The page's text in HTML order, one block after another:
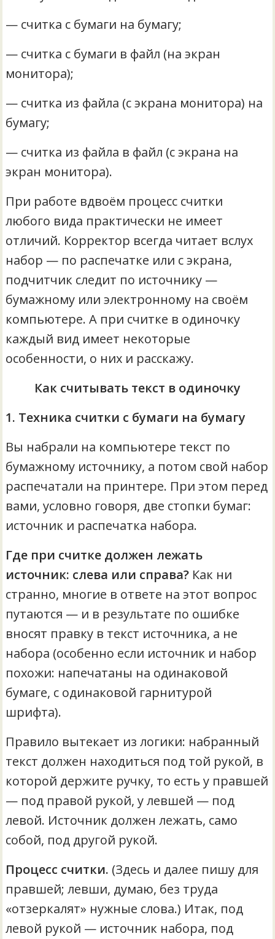
— считка с бумаги на бумагу;
— считка с бумаги в файл (на экран
монитора);
— считка из файла (с экрана монитора) на
бумагу;
— считка из файла в файл (с экрана на
экран монитора).
При работе вдвоём процесс считки
любого вида практически не имеет
отличий. Корректор всегда читает вслух
набор — по распечатке или с экрана,
подчитчик следит по источнику —
бумажному или электронному на своём
компьютере. А при считке в одиночку
каждый вид имеет некоторые
особенности, о них и расскажу.
Как считывать текст в одиночку
1. Техника считки с бумаги на бумагу
Вы набрали на компьютере текст по
бумажному источнику, а потом свой набор
распечатали на принтере. При этом перед
вами, условно говоря, две стопки бумаг:
источник и распечатка набора.
Где при считке должен лежать
источник: слева или справа? Как ни
странно, многие в ответе на этот вопрос
путаются — и в результате по ошибке
вносят правку в текст источника, а не
набора (особенно если источник и набор
похожи: напечатаны на одинаковой
бумаге, с одинаковой гарнитурой
шрифта).
Правило вытекает из логики: набранный
текст должен находиться под той рукой, в
которой держите ручку, то есть у правшей
— под правой рукой, у левшей — под
левой. Источник должен лежать, само
собой, под другой рукой.
Процесс считки. (Здесь и далее пишу для
правшей; левши, думаю, без труда
«отзеркалят» нужные слова.) Итак, под
левой рукой — источник набора, под